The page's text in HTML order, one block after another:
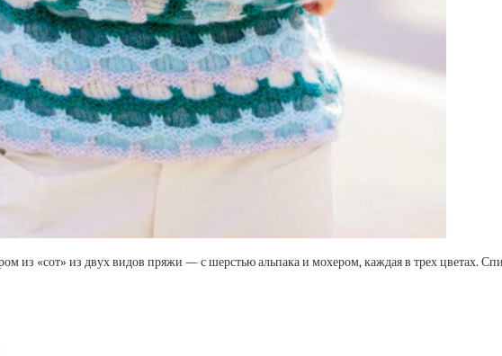
из «сот» из двух видов пряжи — с шерстью альпака и мохером, каждая в трех цветах.